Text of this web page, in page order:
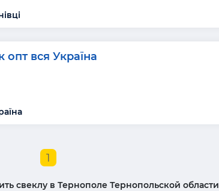
вся Україна
1
свеклу в Тернополе Тернопольской области